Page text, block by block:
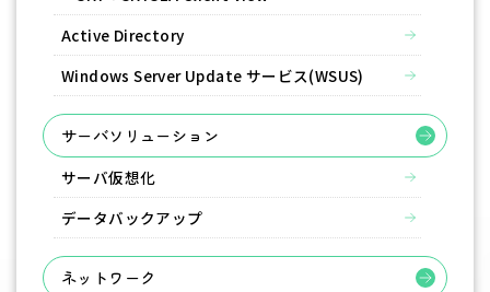
Active Directory
Windows Server Update サービス(WSUS)
サーバソリューション
サーバ仮想化
データバックアップ
ネットワーク